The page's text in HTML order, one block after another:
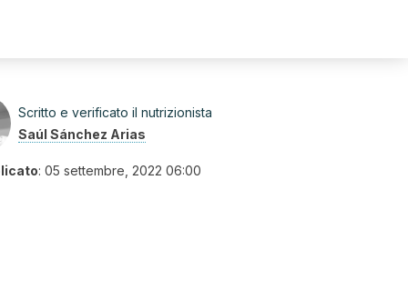
Scritto e verificato il nutrizionista
Saúl Sánchez Arias
: 05 settembre, 2022 06:00